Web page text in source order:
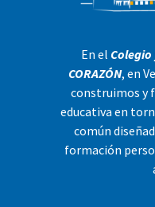
En el Colegio
CORAZÓN, en
construimos y
educativa en
común
formación